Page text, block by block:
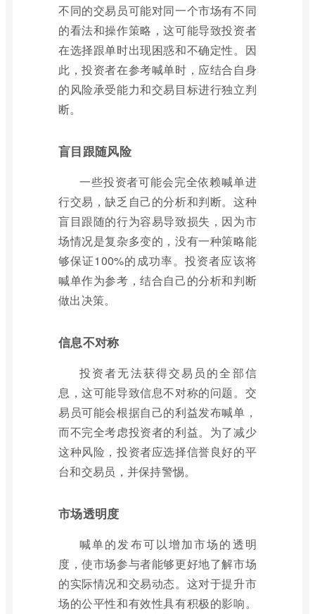
不同的交易员可能对同一个市场有不同
的看法和操作策略，这可能导致投资者
在选择跟单时出现困惑和不确定性。因
此，投资者在参考喊单时，应结合自身
的风险承受能力和交易目标进行独立判
断。
盲目跟随风险
一些投资者可能会完全依赖喊单进
行交易，缺乏自己的分析和判断。这种
盲目跟随的行为容易导致损失，因为市
场情况是复杂多变的，没有一种策略能
够保证100%的成功率。投资者应该将
喊单作为参考，结合自己的分析和判断
做出决策。
信息不对称
投资者无法获得交易员的全部信
息，这可能导致信息不对称的问题。交
易员可能会根据自己的利益发布喊单，
而不完全考虑投资者的利益。为了减少
这种风险，投资者应选择信誉良好的平
台和交易员，并保持警惕。
市场透明度
喊单的发布可以增加市场的透明
度，使市场参与者能够更好地了解市场
的实际情况和交易动态。这对于提升市
场的公平性和有效性具有积极的影响。